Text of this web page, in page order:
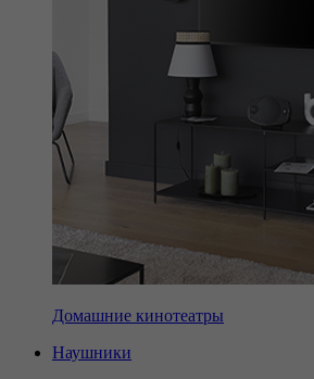
Домашние кинотеатры
Наушники